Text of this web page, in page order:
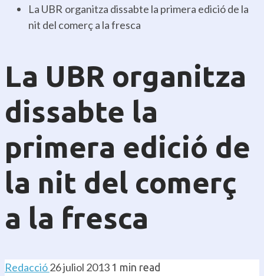
La UBR organitza dissabte la primera edició de la
nit del comerç a la fresca
La UBR organitza
dissabte la
primera edició de
la nit del comerç
a la fresca
Redacció26 juliol 2013 1 min read